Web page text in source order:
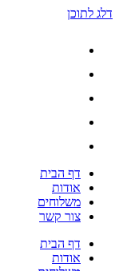
דלג לתוכן
דף הבית
אודות
משלוחים
צור קשר
דף הבית
אודות